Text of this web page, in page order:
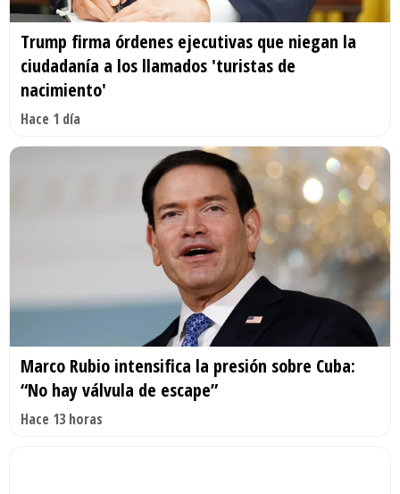
Trump firma órdenes ejecutivas que niegan la
ciudadanía a los llamados 'turistas de
nacimiento'
Hace 1 día
Marco Rubio intensifica la presión sobre Cuba:
“No hay válvula de escape”
Hace 13 horas